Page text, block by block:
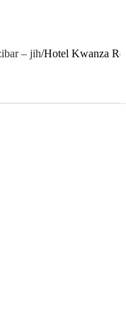
– jih/Hotel Kwanza